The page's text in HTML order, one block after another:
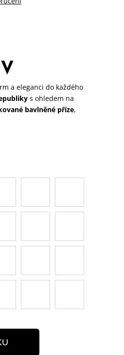
a eleganci do každého
s ohledem na
bavlněné příze,